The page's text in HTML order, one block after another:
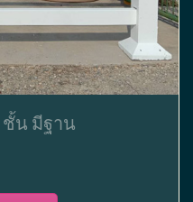
ชั้น มีฐาน